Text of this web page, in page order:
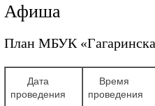
Афиша
План МБУК
Дата
проведения
Время
проведения